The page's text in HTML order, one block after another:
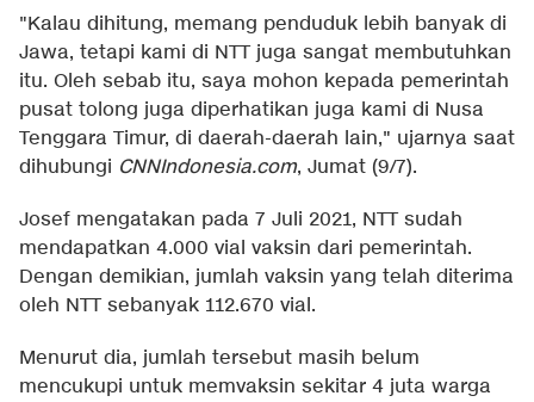
"Kalau dihitung, memang penduduk lebih banyak di
Jawa, tetapi kami di NTT juga sangat membutuhkan
itu. Oleh sebab itu, saya mohon kepada pemerintah
pusat tolong juga diperhatikan juga kami di Nusa
Tenggara Timur, di daerah-daerah lain," ujarnya saat
dihubungi CNNIndonesia.com, Jumat (9/7).
Josef mengatakan pada 7 Juli 2021, NTT sudah
mendapatkan 4.000 vial vaksin dari pemerintah.
Dengan demikian, jumlah vaksin yang telah diterima
oleh NTT sebanyak 112.670 vial.
Menurut dia, jumlah tersebut masih belum
mencukupi untuk memvaksin sekitar 4 juta warga